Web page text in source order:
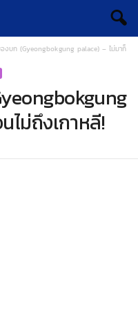
องบก (Gyeongbokgung palace) – ไม่มาก็
ไม่ถึงเกาหลี!